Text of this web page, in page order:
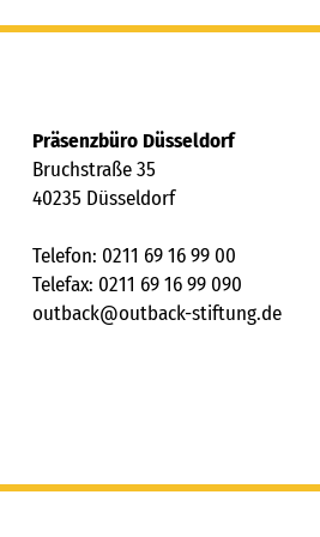
Präsenzbüro Düsseldorf
Bruchstraße 35
40235 Düsseldorf
Telefon: 0211 69 16 99 00
Telefax: 0211 69 16 99 090
tb ck tb ck-st ft ngd